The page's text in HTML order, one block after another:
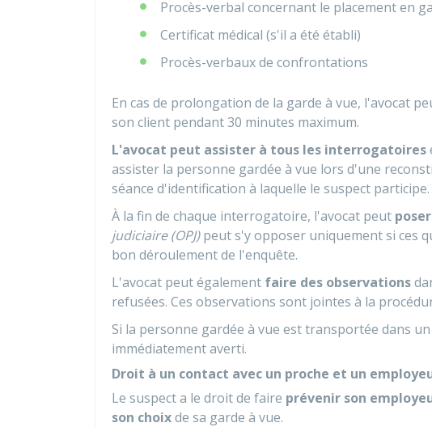
Procès-verbal concernant le placement en
Certificat médical (s'il a été établi)
Procès-verbaux de confrontations
En cas de prolongation de la garde à vue, l'avocat
son client pendant 30 minutes maximum.
L'avocat peut assister à tous les interrogatoires
assister la personne gardée à vue lors d'une
séance d'identification à laquelle le suspect participe.
À la fin de chaque interrogatoire, l'avocat peut
judiciaire (OPJ)peut s'y opposer uniquement si ces
bon déroulement de l'enquête.
L'avocat peut également faire des observations
refusées. Ces observations sont jointes à la
Si la personne gardée à vue est transportée dans
immédiatement averti.
Droit à un contact avec un proche et un
Le suspect a le droit de faire prévenir son
son choixde sa garde à vue.